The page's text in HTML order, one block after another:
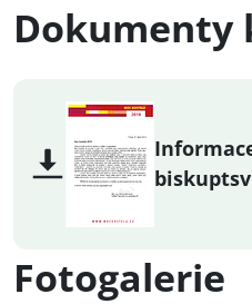
Dokumenty
Fotogalerie